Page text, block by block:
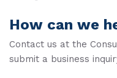
How can we
Contact us at the
submit a business